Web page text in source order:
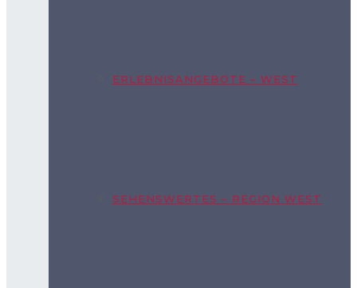
ERLEBNISANGEBOTE – WEST
SEHENSWERTES – REGION WEST